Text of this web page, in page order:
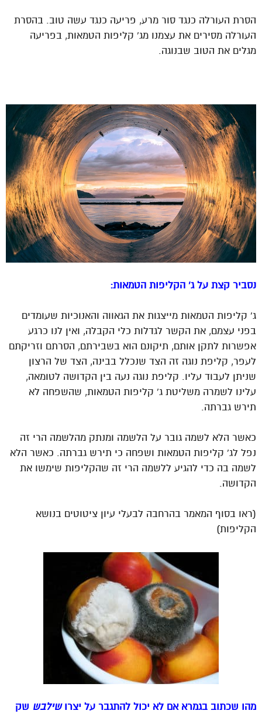
הסרת העורלה כנגד סור מרע, פריעה כנגד עשה טוב. בהסרת
העורלה מסירים את עצמנו מג’ קליפות הטמאות, בפריעה
מגלים את הטוב שבנוגה.
נסביר קצת על ג’ הקליפות הטמאות:
ג’ קליפות הטמאות מייצגות את הגאווה והאנוכיות שעומדים
בפני עצמם, את הקשר לגדלות כלי הקבלה, ואין לנו כרגע
אפשרות לתקן אותם, תיקונם הוא בשבירתם, הסרתם וזריקתם
לעפר, קליפת נוגה זה הצד שנכלל בבינה, הצד של הרצון
שניתן לעבוד עליו. קליפת נוגה נעה בין הקדושה לטומאה,
עלינו לשמרה משליטת ג’ קליפות הטמאות, שהשפחה לא
תירש גברתה.
כאשר הלא לשמה גובר על הלשמה ומנתק מהלשמה הרי זה
נפל לג’ קליפות הטמאות ושפחה כי תירש גברתה. כאשר הלא
לשמה בה כדי להגיע ללשמה הרי זה שהקליפות שימשו את
הקדושה.
(ראו בסוף המאמר בהרחבה לבעלי עיון ציטוטים בנושא
הקליפות)
מהו שכתוב בגמרא אם לא יכול להתגבר על יצרושילבש שק